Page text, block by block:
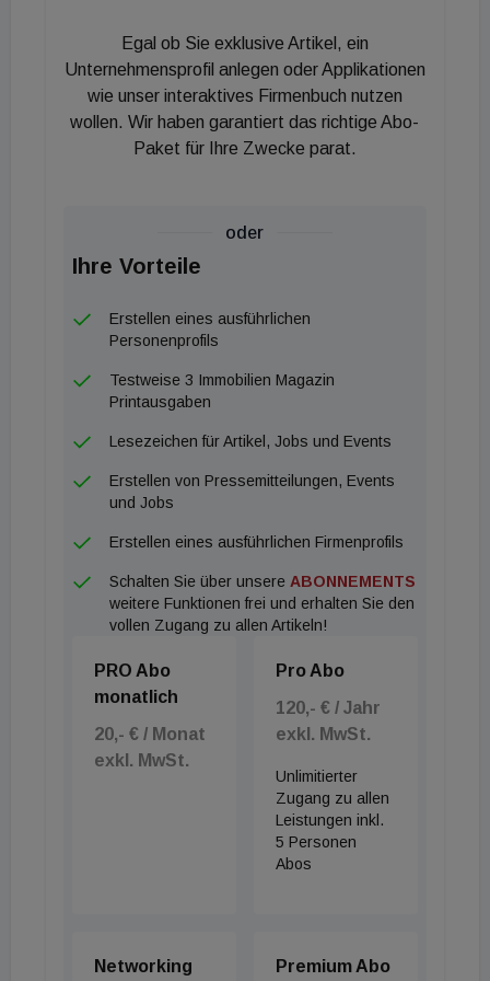
eine 6.800 m² große 880 kW-Photovoltaikanlage
auf dem Dach, die für die nachhaltige
Energieversorgung des Centers sorgen wird. Als
Teil des Greenway-Projekts der Stadt Zagreb wird
das Center an das längste Radwegnetz Europas
der von uns gemanagten Immobilien. Mit der
Investition in den Aus- und Umbau des King Cross
Shopping-Centers in Zagreb setzt SES ein
wichtiges Zeichen für die Zukunft.“
Egal ob Sie exklusive Artikel, ein
Unternehmensprofil anlegen oder Applikationen
wie unser interaktives Firmenbuch nutzen
wollen. Wir haben garantiert das richtige Abo-
Paket für Ihre Zwecke parat.
oder
Ihre Vorteile
Erstellen eines ausführlichen
Personenprofils
Testweise 3 Immobilien Magazin
Printausgaben
Lesezeichen für Artikel, Jobs und Events
Erstellen von Pressemitteilungen, Events
und Jobs
Erstellen eines ausführlichen Firmenprofils
Schalten Sie über unsere ABONNEMENTS
weitere Funktionen frei und erhalten Sie den
vollen Zugang zu allen Artikeln!
PRO Abo
monatlich
20,- € / Monat
exkl. MwSt.
Pro Abo
120,- € / Jahr
exkl. MwSt.
Unlimitierter
Zugang zu allen
Leistungen inkl.
5 Personen
Abos
Networking Premium Abo